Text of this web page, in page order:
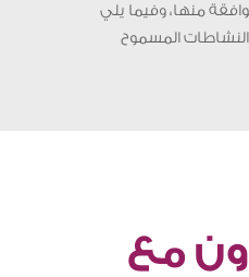
منها، وفيما يلي
المسموح
مع